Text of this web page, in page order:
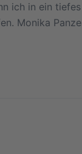
in ein
Monika